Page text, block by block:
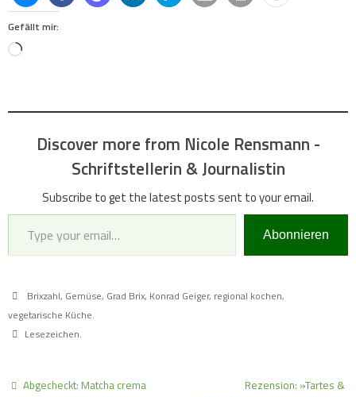
Gefällt mir:
Loading…
Discover more from Nicole Rensmann -
Schriftstellerin & Journalistin
Subscribe to get the latest posts sent to your email.
Type your email…
Abonnieren
Brixzahl, Gemüse, Grad Brix, Konrad Geiger, regional kochen,
vegetarische Küche.
Lesezeichen.
Abgecheckt: Matcha crema
Rezension: »Tartes &